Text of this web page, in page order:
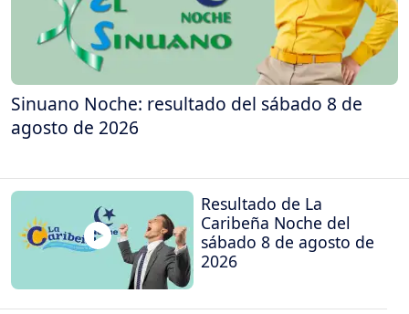
Sinuano Noche: resultado del sábado 8 de
agosto de 2026
Resultado de La
Caribeña Noche del
sábado 8 de agosto de
2026